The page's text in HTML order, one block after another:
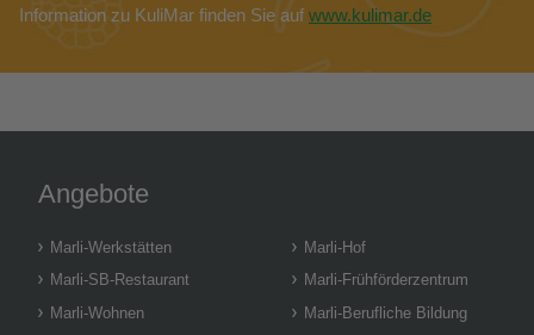
Information zu KuliMar finden Sie auf www.kulimar.de
Angebote
Marli-Werkstätten
Marli-Hof
Marli-SB-Restaurant
Marli-Frühförderzentrum
Marli-Wohnen
Marli-Berufliche Bildung